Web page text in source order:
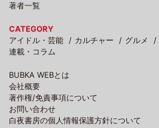
著者一覧
CATEGORY
アイドル・芸能
カルチャー グルメ
連載・コラム
BUBKA WEBとは
会社概要
著作権/免責事項について
お問い合わせ
白夜書房の個人情報保護方針について